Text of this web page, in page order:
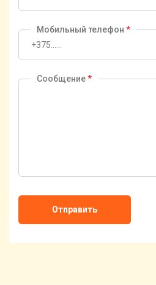
Мобильный телефон *
Сообщение*
Отправить